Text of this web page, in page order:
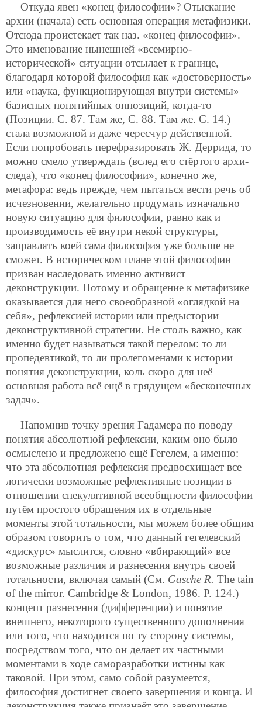
Откуда явен «конец философии»? Отыскание
архии (начала) есть основная операция метафизики.
Отсюда проистекает так наз. «конец философии».
Это именование нынешней «всемирно-
исторической» ситуации отсылает к границе,
благодаря которой философия как «достоверность»
или «наука, функционирующая внутри системы»
базисных понятийных оппозиций, когда-то
(Позиции. С. 87. Там же, С. 88. Там же. С. 14.)
стала возможной и даже чересчур действенной.
Если попробовать перефразировать Ж. Деррида, то
можно смело утверждать (вслед его стёртого архи-
следа), что «конец философии», конечно же,
метафора: ведь прежде, чем пытаться вести речь об
исчезновении, желательно продумать изначально
новую ситуацию для философии, равно как и
производимость её внутри некой структуры,
заправлять коей сама философия уже больше не
сможет. В историческом плане этой философии
призван наследовать именно активист
деконструкции. Потому и обращение к метафизике
оказывается для него своеобразной «оглядкой на
себя», рефлексией истории или предыстории
деконструктивной стратегии. Не столь важно, как
именно будет называться такой перелом: то ли
пропедевтикой, то ли пролегоменами к истории
понятия деконструкции, коль скоро для неё
основная работа всё ещё в грядущем «бесконечных
задач».
Напомнив точку зрения Гадамера по поводу
понятия абсолютной рефлексии, каким оно было
осмыслено и предложено ещё Гегелем, а именно:
что эта абсолютная рефлексия предвосхищает все
логически возможные рефлективные позиции в
отношении спекулятивной всеобщности философии
путём простого обращения их в отдельные
моменты этой тотальности, мы можем более общим
образом говорить о том, что данный гегелевский
«дискурс» мыслится, словно «вбирающий» все
возможные различия и разнесения внутрь своей
тотальности, включая самый (Cм. Gasche R. The tain
of the mirror. Cambridge & London, 1986. P. 124.)
концепт разнесения (дифференции) и понятие
внешнего, некоторого существенного дополнения
или того, что находится по ту сторону системы,
посредством того, что он делает их частными
моментами в ходе саморазработки истины как
таковой. При этом, само собой разумеется,
философия достигнет своего завершения и конца. И